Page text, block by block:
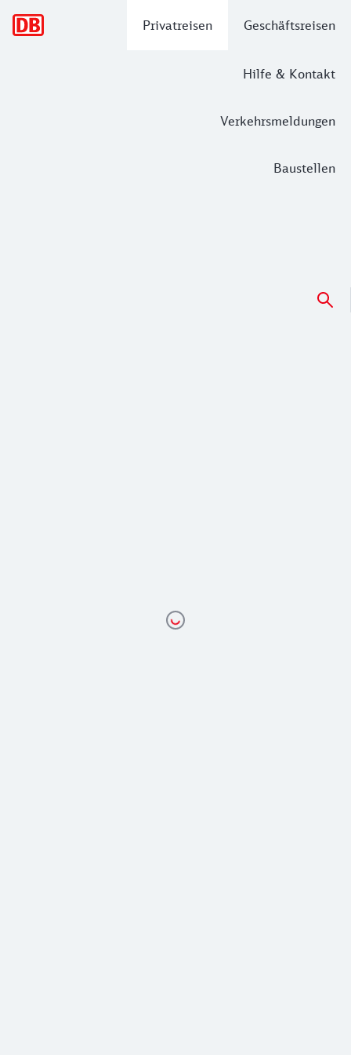
Privatreisen Geschäftsreisen
Hilfe & Kontakt
Verkehrsmeldungen
Baustellen